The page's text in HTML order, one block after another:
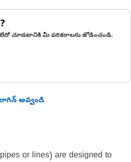
చూడటానికి మీ పరికరాలను జోడించండి.
అవ్వండి
or lines) are designed to